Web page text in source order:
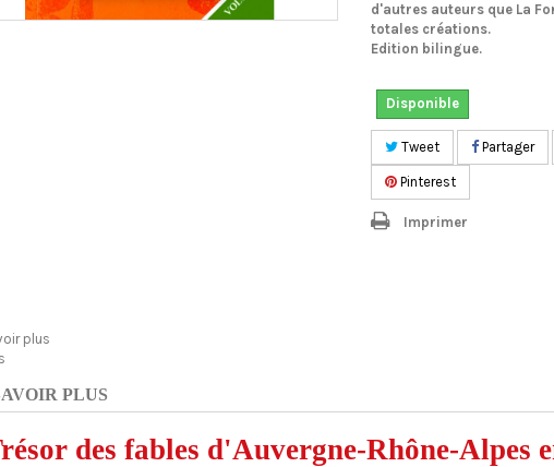
d'autres auteurs que La
totales créations.
Edition bilingue.
Disponible
Tweet Partager
Pinterest
Imprimer
plus
PLUS
des fables d'Auvergne-Rhône-Alpes